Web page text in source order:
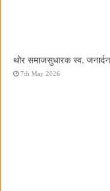
थोर समाजसुधारक स्व. जनार्दन
7th May 2026